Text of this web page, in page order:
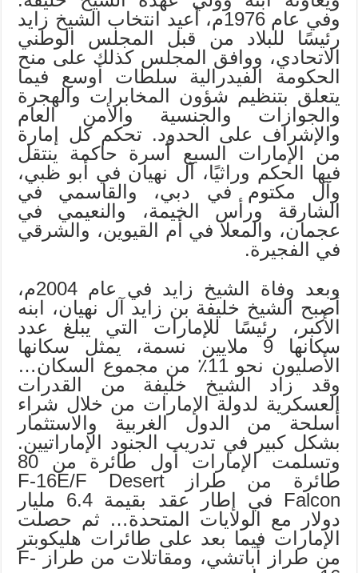
وفي عام 1976م، أعيد انتخاب الشيخ زايد
رئيسًا للبلاد من قبل المجلس الوطني
الاتحادي، ووافق المجلس كذلك على منح
الحكومة الفيدرالية سلطات أوسع فيما
يتعلق بتنظيم شؤون المخابرات والهجرة
والجوازات والجنسية والأمن العام
والإشراف على الحدود. تحكم كل إمارة
من الإمارات السبع أسرة حاكمة ينتقل
فيها الحكم وراثيًا، آل نهيان في أبو ظبي،
وآل مكتوم في دبي، والقاسمي في
الشارقة ورأس الخيمة، والنعيمي في
عجمان، والمعلا في أم القيوين، والشرقي
في الفجيرة.
وبعد وفاة الشيخ زايد في عام 2004م،
أصبح الشيخ خليفة بن زايد آل نهيان، ابنه
الأكبر، رئيسًا للإمارات التي يبلغ عدد
سكانها 9 ملايين نسمة، يمثل سكانها
الأصليون نحو 11٪ من مجموع السكان…
وقد زاد الشيخ خليفة من القدرات
العسكرية لدولة الإمارات من خلال شراء
أسلحة من الدول الغربية والاستثمار
بشكل كبير في تدريب الجنود الإماراتيين.
وتسلمت الإمارات أول طائرة من 80
طائرة من طراز F-16E/F Desert
Falcon في إطار عقد بقيمة 6.4 مليار
دولار مع الولايات المتحدة… ثم حصلت
الإمارات فيما بعد على طائرات هليكوبتر
من طراز أباتشي، ومقاتلات من طراز F-